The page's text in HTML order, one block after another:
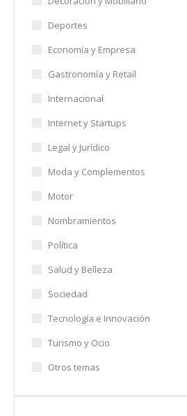
Deportes
Economía y Empresa
Gastronomía y Retail
Internacional
Internet y Startups
Legal y Jurídico
Moda y Complementos
Motor
Nombramientos
Política
Salud y Belleza
Sociedad
Tecnología e Innovación
Turismo y Ocio
Otros temas